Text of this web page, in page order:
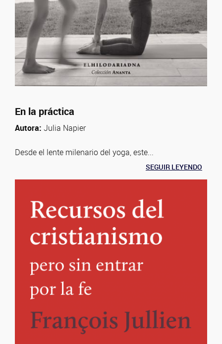
En la práctica
Autora: Julia Napier
Desde el lente milenario del yoga, este...
SEGUIR LEYENDO